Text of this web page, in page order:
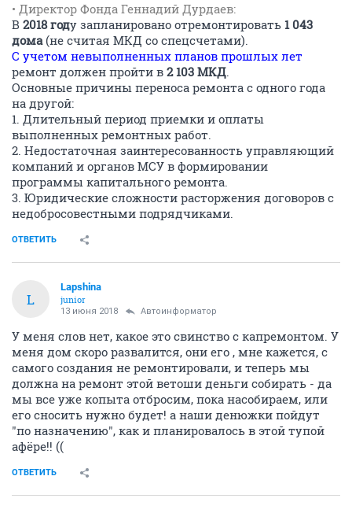
• Директор Фонда Геннадий Дурдаев:
В 2018 году запланировано отремонтировать 1 043
дома(не считая МКД со спецсчетами).
С учетом невыполненных планов прошлых лет
ремонт должен пройти в 2 103 МКД.
Основные причины переноса ремонта с одного года
на другой:
1. Длительный период приемки и оплаты
выполненных ремонтных работ.
2. Недостаточная заинтересованность управляющий
компаний и органов МСУ в формировании
программы капитального ремонта.
3. Юридические сложности расторжения договоров с
недобросовестными подрядчиками.
ОТВЕТИТЬ
L
Lapshina
junior
13 июня 2018 Автоинформатор
У меня слов нет, какое это свинство с капремонтом. У
меня дом скоро развалится, они его , мне кажется, с
самого создания не ремонтировали, и теперь мы
должна на ремонт этой ветоши деньги собирать - да
мы все уже копыта отбросим, пока насобираем, или
его сносить нужно будет! а наши денюжки пойдут
"по назначению", как и планировалось в этой тупой
афёре!! ((
ОТВЕТИТЬ